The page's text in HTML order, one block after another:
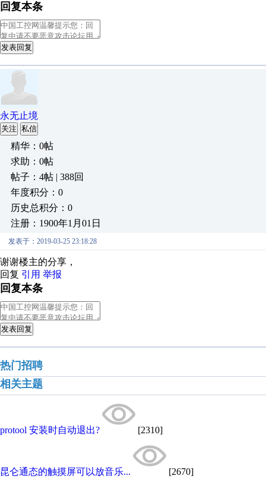
回复本条
发表回复
永无止境
关注 私信
精华：0帖
求助：0帖
帖子：4帖 | 388回
年度积分：0
历史总积分：0
注册：1900年1月01日
发表于：2019-03-25 23:18:28
谢谢楼主的分享，
回复 引用 举报
回复本条
发表回复
热门招聘
相关主题
protool 安装时自动退出? [2310]
昆仑通态的触摸屏可以放音乐... [2670]